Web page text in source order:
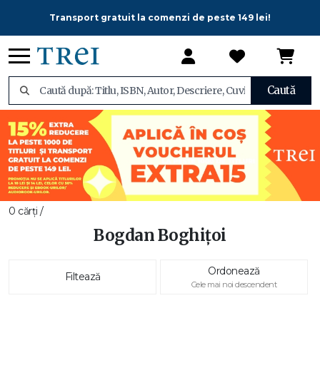
Transport gratuit la comenzi de peste 149 lei!
Caută
0 cărți /
Bogdan Boghiţoi
Filtează Ordonează
Cele mai noi descendent